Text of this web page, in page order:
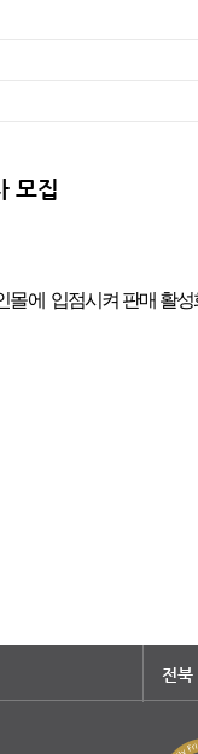
모집
몰에 입점시켜 판매 활
전